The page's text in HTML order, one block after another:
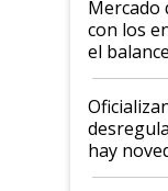
Mercado
con los
el
Posta
hay
la